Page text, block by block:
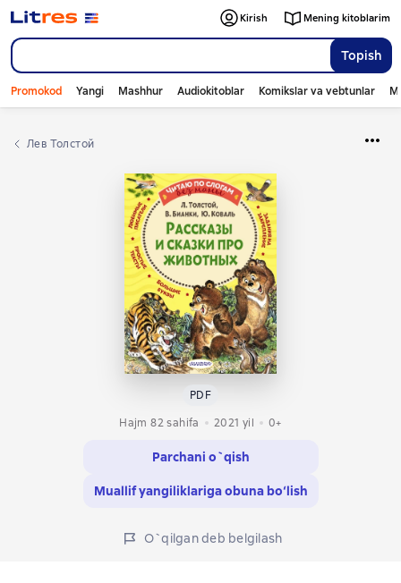
Topish
Kirish Mening kitoblarim
Promokod Yangi Mashhur Audiokitoblar Komikslar va vebtunlar
Лев Толстой
PDF
Hajm 82 sahifa
2021 yil 0+
Parchani o`qish
Muallif yangiliklariga obuna bo‘lish
O`qilgan deb belgilash